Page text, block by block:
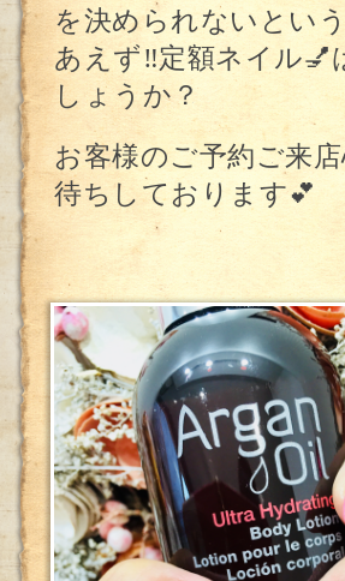
を決められないとい
あえず ‼︎定額ネイル💅
しょうか？
お客様のご予約ご来
待ちしております💕